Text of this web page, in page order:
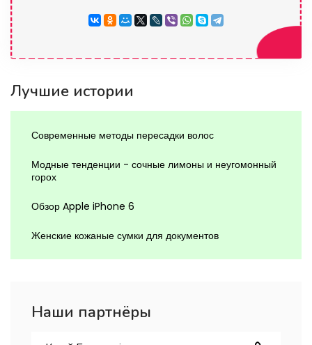
Лучшие истории
Современные методы пересадки волос
Модные тенденции - сочные лимоны и неугомонный
горох
Обзор Apple iPhone 6
Женские кожаные сумки для документов
Наши партнёры